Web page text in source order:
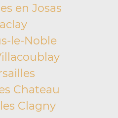
en Josas
le-Noble
Chateau
Clagny